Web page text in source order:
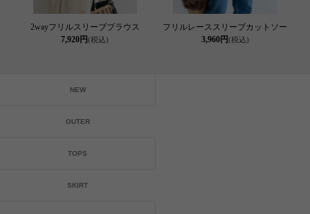
2wayフリルスリーブブラウス
7,920円(税込)
フリルレーススリーブカットソー
3,960円(税込)
NEW
OUTER
TOPS
SKIRT